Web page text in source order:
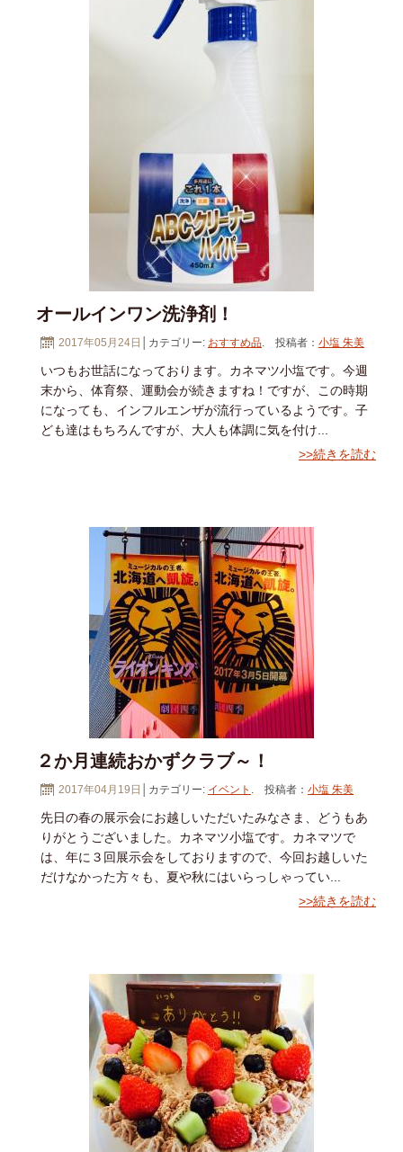
オールインワン洗浄剤！
2017年05月24日 │カテゴリー: おすすめ品. 投稿者： 小塩 朱美
いつもお世話になっております。カネマツ小塩です。今週
末から、体育祭、運動会が続きますね！ですが、この時期
になっても、インフルエンザが流行っているようです。子
ども達はもちろんですが、大人も体調に気を付け...
>>続きを読む
２か月連続おかずクラブ～！
2017年04月19日 │カテゴリー: イベント . 投稿者： 小塩 朱美
先日の春の展示会にお越しいただいたみなさま、どうもあ
りがとうございました。カネマツ小塩です。カネマツで
は、年に３回展示会をしておりますので、今回お越しいた
だけなかった方々も、夏や秋にはいらっしゃってい...
>>続きを読む